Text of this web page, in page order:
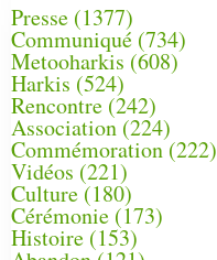
Presse (1377)
Communiqué (734)
Metooharkis (608)
Harkis (524)
Rencontre (242)
Association (224)
Commémoration(222)
Vidéos (221)
Culture(180)
Cérémonie (173)
Histoire (153)